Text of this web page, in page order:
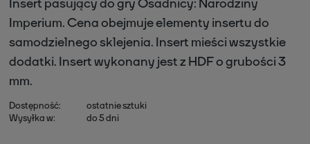
Imperium. Cena obejmuje elementy insertu do
samodzielnego sklejenia. Insert mieści wszystkie
dodatki. Insert wykonany jest z HDF o grubości 3
mm.
Dostępność:
ostatnie sztuki
Wysyłka w:
do 5 dni